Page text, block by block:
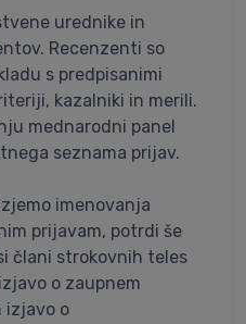
urednike in
Recenzenti so
s predpisanimi
kazalniki in merili.
mednarodni panel
seznama prijav.
imenovanja
prijavam, potrdi še
člani strokovnih teles
o zaupnem
izjavo o